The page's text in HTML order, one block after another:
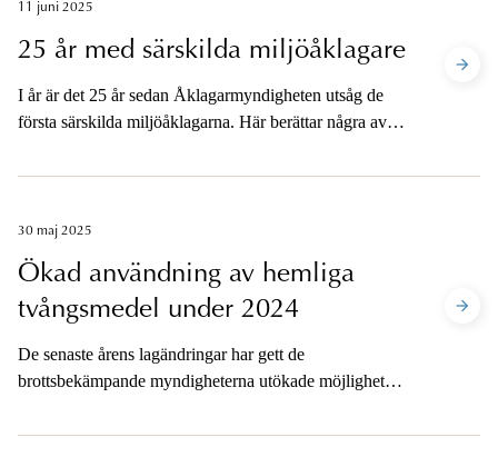
11 juni 2025
25 år med särskilda miljöåklagare
I år är det 25 år sedan Åklagarmyndigheten utsåg de
första särskilda miljöåklagarna. Här berättar några av
gick till när de kom in på banan och hur arbetet med
30 maj 2025
Ökad användning av hemliga
tvångsmedel under 2024
De senaste årens lagändringar har gett de
brottsbekämpande myndigheterna utökade möjligheter
brottsutredande syfte och för att kunna förebygga och